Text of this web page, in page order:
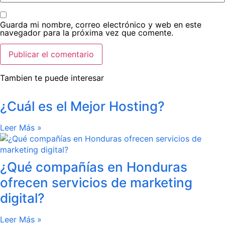
Guarda mi nombre, correo electrónico y web en este
navegador para la próxima vez que comente.
Tambien te puede interesar
¿Cuál es el Mejor Hosting?
Leer Más »
¿Qué compañías en Honduras
ofrecen servicios de marketing
digital?
Leer Más »